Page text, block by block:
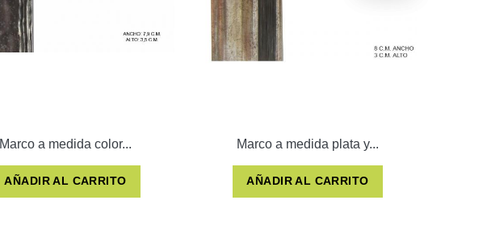
Marco a medida color...
AÑADIR AL CARRITO
Marco a medida plata y...
AÑADIR AL CARRITO